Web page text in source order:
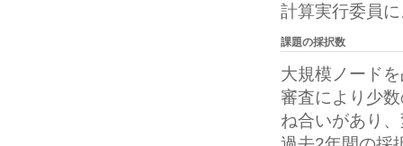
計算実行委員
課題の採択数
大規模ノード
審査により少
ね合いがあり